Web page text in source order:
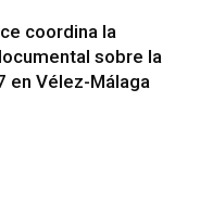
coordina la
sobre la
en Vélez-Málaga